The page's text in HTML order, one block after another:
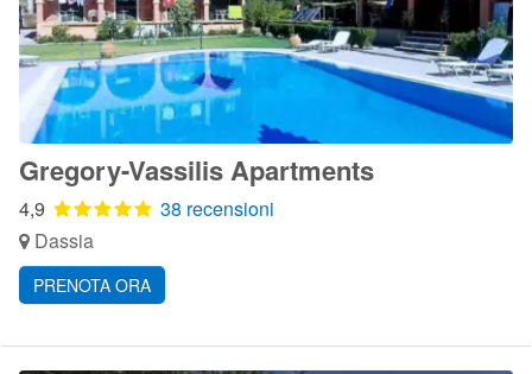
Gregory-Vassilis Apartments
4,9
38 recensioni
Dassia
PRENOTA ORA